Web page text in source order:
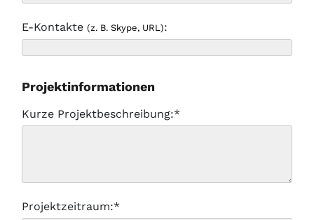
E-Kontakte (z. B. Skype, URL):
Projektinformationen
Kurze Projektbeschreibung:*
Projektzeitraum:*